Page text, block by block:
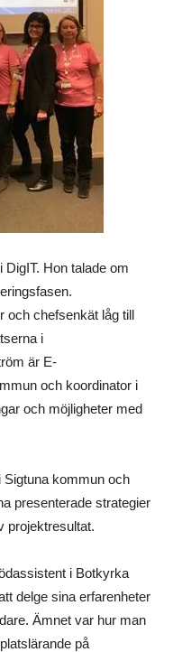
Hon talade om
och chefsenkät låg till
i
är E-
och koordinator i
och möjligheter med
Sigtuna kommun och
presenterade strategier
projektresultat.
i Botkyrka
delge sina erfarenheter
Ämnet var hur man
på